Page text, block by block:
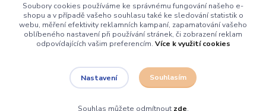
info@rostouci-zidle.cz
Soubory cookies používáme ke správnému fungování našeho e-
shopu a v případě vašeho souhlasu také ke sledování statistik o
webu, měření efektivity reklamních kampaní, zapamatování vašeho
oblíbeného nastavení při používání stránek, či zobrazení reklam
odpovídajících vašim preferencím. Více k využití cookies
Nastavení Souhlasím
Souhlas můžete odmítnout zde.